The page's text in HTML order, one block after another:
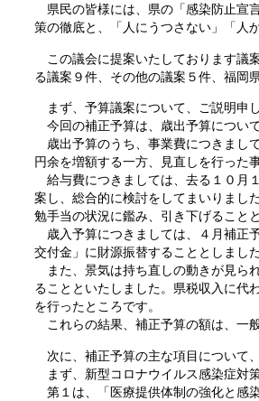
県民の皆様には、県の「感染防止宣
策の徹底と、「人にうつさない」「人
この議会に提案いたしております議
る議案９件、その他の議案５件、福岡
まず、予算議案について、ご説明申し
今回の補正予算は、歳出予算につい
歳出予算のうち、事業費につきまし
円余を増額する一方、見直しを行った
給与費につきましては、去る１０月
案し、総合的に検討をしてまいりまし
勉手当の状況に鑑み、引き下げること
歳入予算につきましては、４月補正
交付金」に財源振替することとしました
また、景気は持ち直しの動きが見ら
ることといたしました。県税収入に代
を行ったところです。
これらの結果、補正予算の額は、一
次に、補正予算の主な項目について
まず、新型コロナウイルス感染症対
第１は、「医療提供体制の強化と感